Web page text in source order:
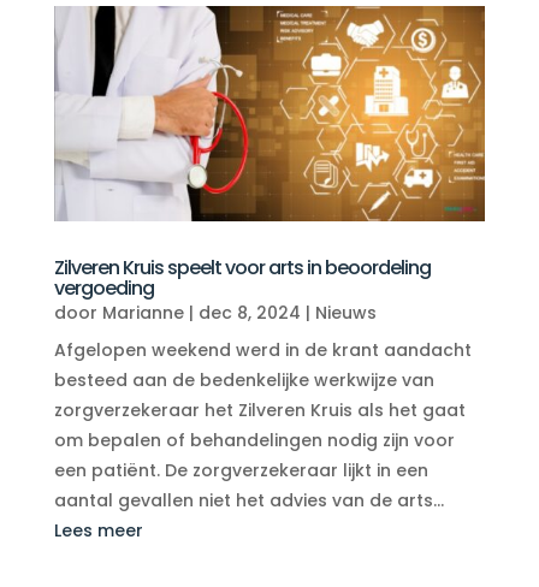
Zilveren Kruis speelt voor arts in beoordeling
vergoeding
door Marianne| dec 8, 2024 | Nieuws
Afgelopen weekend werd in de krant aandacht
besteed aan de bedenkelijke werkwijze van
zorgverzekeraar het Zilveren Kruis als het gaat
om bepalen of behandelingen nodig zijn voor
een patiënt. De zorgverzekeraar lijkt in een
aantal gevallen niet het advies van de arts...
Lees meer